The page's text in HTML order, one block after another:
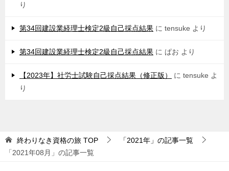
り
第34回建設業経理士検定2級自己採点結果 に tensuke より
第34回建設業経理士検定2級自己採点結果 に ぱお より
【2023年】社労士試験自己採点結果（修正版） に tensuke よ
り
終わりなき資格の旅 TOP
「2021年」の記事一覧
「2021年08月」の記事一覧